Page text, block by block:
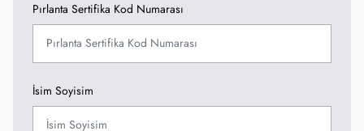
Pırlanta Sertifika Kod Numarası
İsim Soyisim